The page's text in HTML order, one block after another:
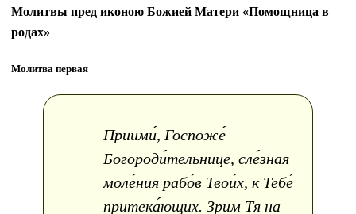
Молитвы пред иконою Божией Матери «Помощница в
родах»
Молитва первая
Приими́, Госпоже́
Богороди́тельнице, сле́зная
моле́ния рабо́в Твои́х, к Тебе́
притека́ющих. Зрим Тя на